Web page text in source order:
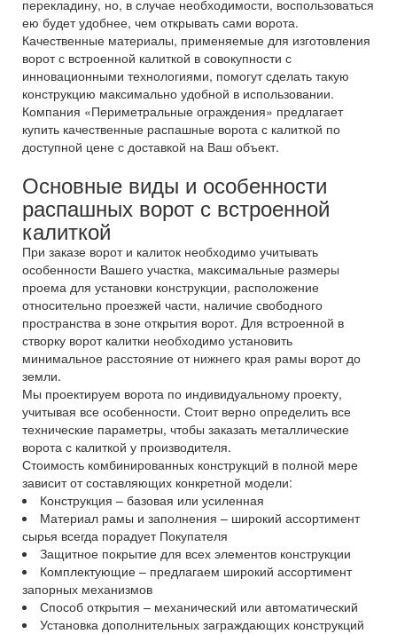
перекладину, но, в случае необходимости, воспользоваться
ею будет удобнее, чем открывать сами ворота.
Качественные материалы, применяемые для изготовления
ворот с встроенной калиткой в совокупности с
инновационными технологиями, помогут сделать такую
конструкцию максимально удобной в использовании.
Компания «Периметральные ограждения» предлагает
купить качественные распашные ворота с калиткой по
доступной цене с доставкой на Ваш объект.
Основные виды и особенности
распашных ворот с встроенной
калиткой
При заказе ворот и калиток необходимо учитывать
особенности Вашего участка, максимальные размеры
проема для установки конструкции, расположение
относительно проезжей части, наличие свободного
пространства в зоне открытия ворот. Для встроенной в
створку ворот калитки необходимо установить
минимальное расстояние от нижнего края рамы ворот до
земли.
Мы проектируем ворота по индивидуальному проекту,
учитывая все особенности. Стоит верно определить все
технические параметры, чтобы заказать металлические
ворота с калиткой у производителя.
Стоимость комбинированных конструкций в полной мере
зависит от составляющих конкретной модели:
Конструкция – базовая или усиленная
Материал рамы и заполнения – широкий ассортимент
сырья всегда порадует Покупателя
Защитное покрытие для всех элементов конструкции
Комплектующие – предлагаем широкий ассортимент
запорных механизмов
Способ открытия – механический или автоматический
Установка дополнительных заграждающих конструкций